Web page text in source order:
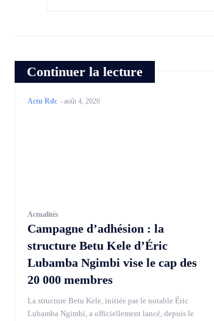
Continuer la lecture
Actu Rdc -août 4, 2026
Actualités
Campagne d’adhésion : la
structure Betu Kele d’Éric
Lubamba Ngimbi vise le cap des
20 000 membres
La structure Betu Kele, initiée par le notable Éric
Lubamba Ngimbi, a officiellement lancé, depuis le